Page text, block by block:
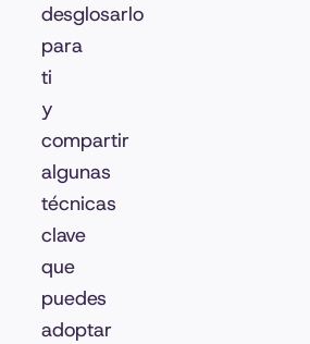
desglosarlo
para
ti
y
compartir
algunas
técnicas
clave
que
puedes
adoptar